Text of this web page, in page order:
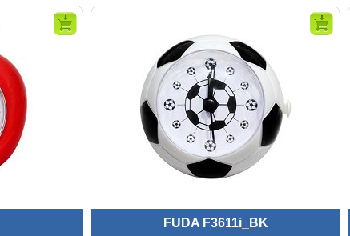
FUDA F3611i_BK